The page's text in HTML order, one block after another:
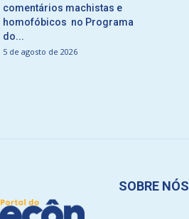
comentários machistas e
homofóbicos no Programa
do...
5 de agosto de 2026
SOBRE NÓS